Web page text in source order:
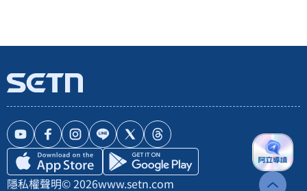
隱私權聲明© 2026www.setn.com